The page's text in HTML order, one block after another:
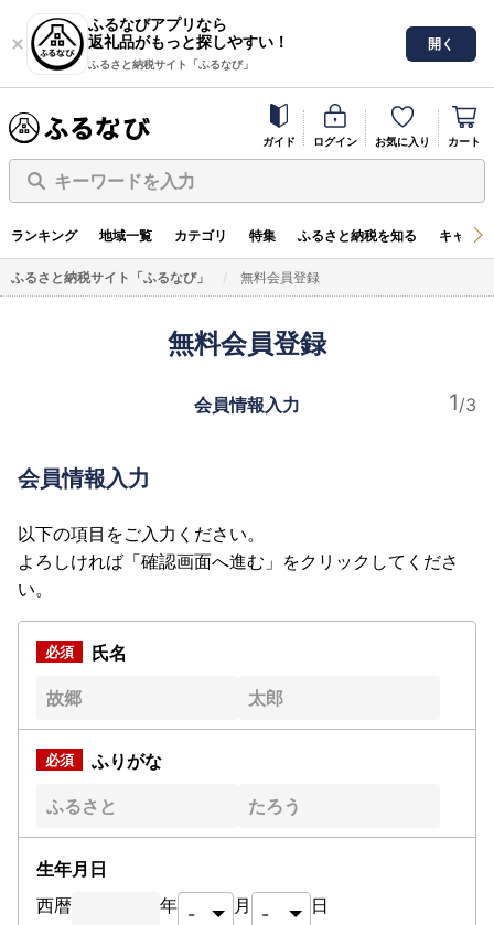
ふるなびアプリなら
返礼品がもっと探しやすい！
ふるさと納税サイト「ふるなび」
開く
ガイド ログイン お気に入り カート
キーワードを入力
ランキング 地域一覧 カテゴリ 特集 ふるさと納税を知る キャン
ふるさと納税サイト「ふるなび」 無料会員登録
無料会員登録
会員情報入力
会員情報入力
以下の項目をご入力ください。
よろしければ「確認画面へ進む」をクリックしてくださ
い。
氏名
ふりがな
生年月日
西暦
年 月 日